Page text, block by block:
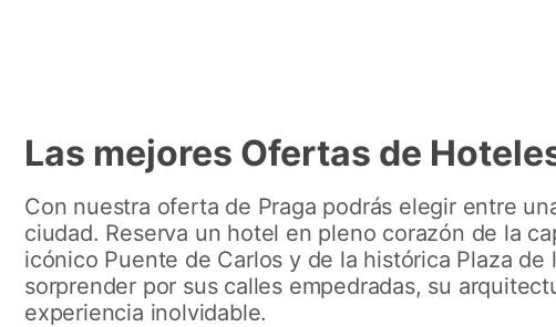
Las mejores Ofertas de
Con nuestra oferta de Praga podrás elegir entre
ciudad. Reserva un hotel en pleno corazón de la
icónico Puente de Carlos y de la histórica Plaza
sorprender por sus calles empedradas, su
experiencia inolvidable.